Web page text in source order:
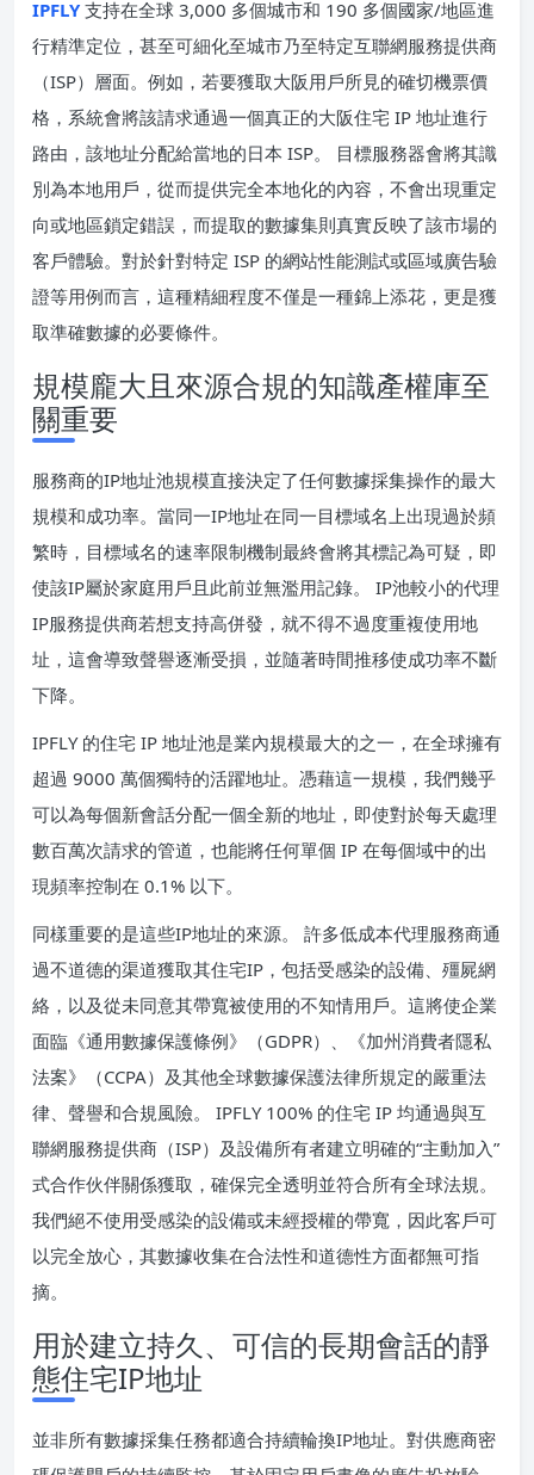
IPFLY支持在全球 3,000 多個城市和 190 多個國家/地區進
行精準定位，甚至可細化至城市乃至特定互聯網服務提供商
（ISP）層面。例如，若要獲取大阪用戶所見的確切機票價
格，系統會將該請求通過一個真正的大阪住宅 IP 地址進行
路由，該地址分配給當地的日本 ISP。 目標服務器會將其識
別為本地用戶，從而提供完全本地化的內容，不會出現重定
向或地區鎖定錯誤，而提取的數據集則真實反映了該市場的
客戶體驗。對於針對特定 ISP 的網站性能測試或區域廣告驗
證等用例而言，這種精細程度不僅是一種錦上添花，更是獲
取準確數據的必要條件。
規模龐大且來源合規的知識產權庫至
關重要
服務商的IP地址池規模直接決定了任何數據採集操作的最大
規模和成功率。當同一IP地址在同一目標域名上出現過於頻
繁時，目標域名的速率限制機制最終會將其標記為可疑，即
使該IP屬於家庭用戶且此前並無濫用記錄。 IP池較小的代理
IP服務提供商若想支持高併發，就不得不過度重複使用地
址，這會導致聲譽逐漸受損，並隨著時間推移使成功率不斷
下降。
IPFLY 的住宅 IP 地址池是業內規模最大的之一，在全球擁有
超過 9000 萬個獨特的活躍地址。憑藉這一規模，我們幾乎
可以為每個新會話分配一個全新的地址，即使對於每天處理
數百萬次請求的管道，也能將任何單個 IP 在每個域中的出
現頻率控制在 0.1% 以下。
同樣重要的是這些IP地址的來源。 許多低成本代理服務商通
過不道德的渠道獲取其住宅IP，包括受感染的設備、殭屍網
絡，以及從未同意其帶寬被使用的不知情用戶。這將使企業
面臨《通用數據保護條例》（GDPR）、《加州消費者隱私
法案》（CCPA）及其他全球數據保護法律所規定的嚴重法
律、聲譽和合規風險。 IPFLY 100% 的住宅 IP 均通過與互
聯網服務提供商（ISP）及設備所有者建立明確的“主動加入”
式合作伙伴關係獲取，確保完全透明並符合所有全球法規。
我們絕不使用受感染的設備或未經授權的帶寬，因此客戶可
以完全放心，其數據收集在合法性和道德性方面都無可指
摘。
用於建立持久、可信的長期會話的靜
態住宅IP地址
並非所有數據採集任務都適合持續輪換IP地址。對供應商密